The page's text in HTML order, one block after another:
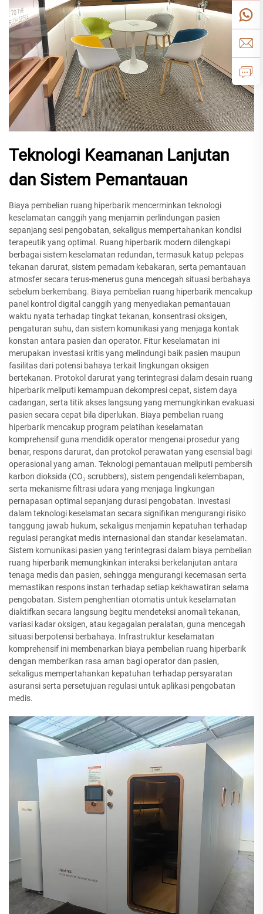
Teknologi Keamanan Lanjutan
dan Sistem Pemantauan
Biaya pembelian ruang hiperbarik mencerminkan teknologi
keselamatan canggih yang menjamin perlindungan pasien
sepanjang sesi pengobatan, sekaligus mempertahankan kondisi
terapeutik yang optimal. Ruang hiperbarik modern dilengkapi
berbagai sistem keselamatan redundan, termasuk katup pelepas
tekanan darurat, sistem pemadam kebakaran, serta pemantauan
atmosfer secara terus-menerus guna mencegah situasi berbahaya
sebelum berkembang. Biaya pembelian ruang hiperbarik mencakup
panel kontrol digital canggih yang menyediakan pemantauan
waktu nyata terhadap tingkat tekanan, konsentrasi oksigen,
pengaturan suhu, dan sistem komunikasi yang menjaga kontak
konstan antara pasien dan operator. Fitur keselamatan ini
merupakan investasi kritis yang melindungi baik pasien maupun
fasilitas dari potensi bahaya terkait lingkungan oksigen
bertekanan. Protokol darurat yang terintegrasi dalam desain ruang
hiperbarik meliputi kemampuan dekompresi cepat, sistem daya
cadangan, serta titik akses langsung yang memungkinkan evakuasi
pasien secara cepat bila diperlukan. Biaya pembelian ruang
hiperbarik mencakup program pelatihan keselamatan
komprehensif guna mendidik operator mengenai prosedur yang
benar, respons darurat, dan protokol perawatan yang esensial bagi
operasional yang aman. Teknologi pemantauan meliputi pembersih
karbon dioksida (CO₂ scrubbers), sistem pengendali kelembapan,
serta mekanisme filtrasi udara yang menjaga lingkungan
pernapasan optimal sepanjang durasi pengobatan. Investasi
dalam teknologi keselamatan secara signifikan mengurangi risiko
tanggung jawab hukum, sekaligus menjamin kepatuhan terhadap
regulasi perangkat medis internasional dan standar keselamatan.
Sistem komunikasi pasien yang terintegrasi dalam biaya pembelian
ruang hiperbarik memungkinkan interaksi berkelanjutan antara
tenaga medis dan pasien, sehingga mengurangi kecemasan serta
memastikan respons instan terhadap setiap kekhawatiran selama
pengobatan. Sistem penghentian otomatis untuk keselamatan
diaktifkan secara langsung begitu mendeteksi anomali tekanan,
variasi kadar oksigen, atau kegagalan peralatan, guna mencegah
situasi berpotensi berbahaya. Infrastruktur keselamatan
komprehensif ini membenarkan biaya pembelian ruang hiperbarik
dengan memberikan rasa aman bagi operator dan pasien,
sekaligus mempertahankan kepatuhan terhadap persyaratan
asuransi serta persetujuan regulasi untuk aplikasi pengobatan
medis.